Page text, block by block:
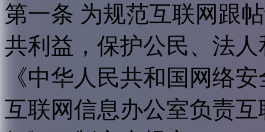
第一条 为规范互联网跟
共利益，保护公民、法
《中华人民共和国网络
互联网信息办公室负责